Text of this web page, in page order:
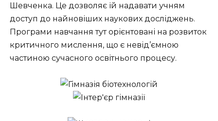
Шевченка. Це дозволяє їй надавати учням
доступ до найновіших наукових досліджень.
Програми навчання тут орієнтовані на розвиток
критичного мислення, що є невід’ємною
частиною сучасного освітнього процесу.